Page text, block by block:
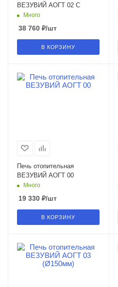
ВЕЗУВИЙ АОГТ 02 С
Много
38 760 ₽/шт
В КОРЗИНУ
Печь отопительная
ВЕЗУВИЙ АОГТ 00
Много
19 330 ₽/шт
В КОРЗИНУ